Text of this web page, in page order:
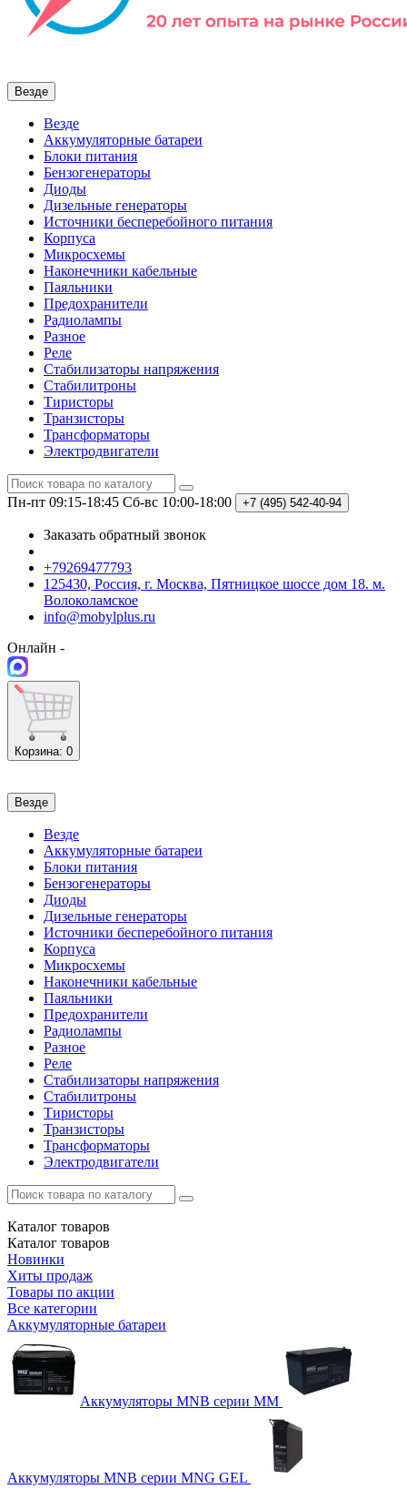
Везде
Везде
Аккумуляторные батареи
Блоки питания
Бензогенераторы
Диоды
Дизельные генераторы
Источники бесперебойного питания
Корпуса
Микросхемы
Наконечники кабельные
Паяльники
Предохранители
Радиолампы
Разное
Реле
Стабилизаторы напряжения
Стабилитроны
Тиристоры
Транзисторы
Трансформаторы
Электродвигатели
Пн-пт 09:15-18:45 Сб-вс 10:00-18:00 +7 (495) 542-40-94
Заказать обратный звонок
+79269477793
125430, Россия, г. Москва, Пятницкое шоссе дом 18. м.
Волоколамское
info@mobylplus.ru
Онлайн -
Корзина: 0
Везде
Везде
Аккумуляторные батареи
Блоки питания
Бензогенераторы
Диоды
Дизельные генераторы
Источники бесперебойного питания
Корпуса
Микросхемы
Наконечники кабельные
Паяльники
Предохранители
Радиолампы
Разное
Реле
Стабилизаторы напряжения
Стабилитроны
Тиристоры
Транзисторы
Трансформаторы
Электродвигатели
Каталог товаров
Каталог товаров
Новинки
Хиты продаж
Товары по акции
Все категории
Аккумуляторные батареи
Аккумуляторы MNB серии MM
Аккумуляторы MNB серии MNG GEL